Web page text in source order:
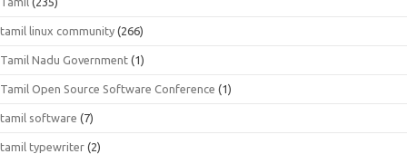
tamil linux community (266)
Tamil Nadu Government (1)
Tamil Open Source Software Conference (1)
tamil software (7)
tamil typewriter (2)